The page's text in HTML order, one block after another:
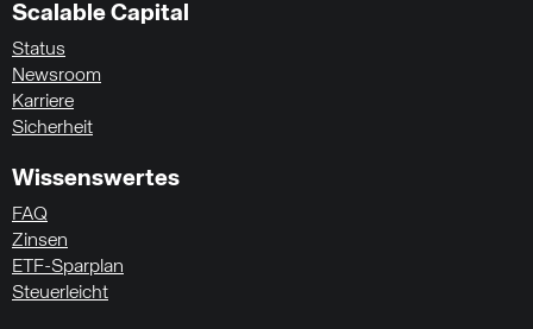
Scalable Capital
Status
Newsroom
Karriere
Sicherheit
Wissenswertes
FAQ
Zinsen
ETF-Sparplan
Steuerleicht